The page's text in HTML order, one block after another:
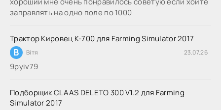
заправлять на одно поле по 1000
Трактор Кировец К-700 для Farming Simulator 2017
В Вітя 23.07.26
9руіv79
Подборщик CLAAS DELETO 300 V1.2 для Farming
Simulator 2017